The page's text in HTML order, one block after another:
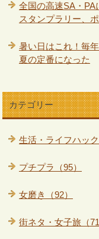
全国の高速SA・
スタンプラリー、
暑い日はこれ！毎
夏の定番になった
カテゴリー
生活・ライフハック
プチプラ（95）
女磨き（92）
街ネタ・女子旅（